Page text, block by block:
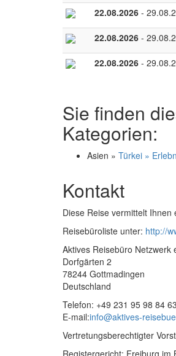
22.08.2026 -
22.08.2026 -
22.08.2026 -
Sie finden
Kategorien:
Asien » Türkei »
Kontakt
Diese Reise vermittelt
Reisebüroliste unter: http://
Aktives Reisebüro Netzwerk
Dorfgärten 2
78244 Gottmadingen
Deutschland
Telefon: +49 231 95 98 84 63
E-mail:info@aktives-
Vertretungsberechtigter
Registergericht: Freiburg im